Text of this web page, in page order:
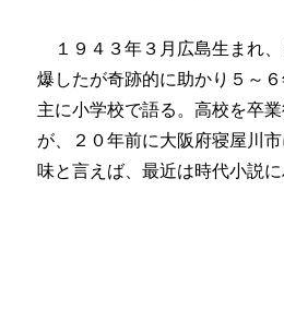
１９４３年３月広島生まれ
爆したが奇跡的に助かり５～
主に小学校で語る。高校を卒
が、２０年前に大阪府寝屋川
味と言えば、最近は時代小説に